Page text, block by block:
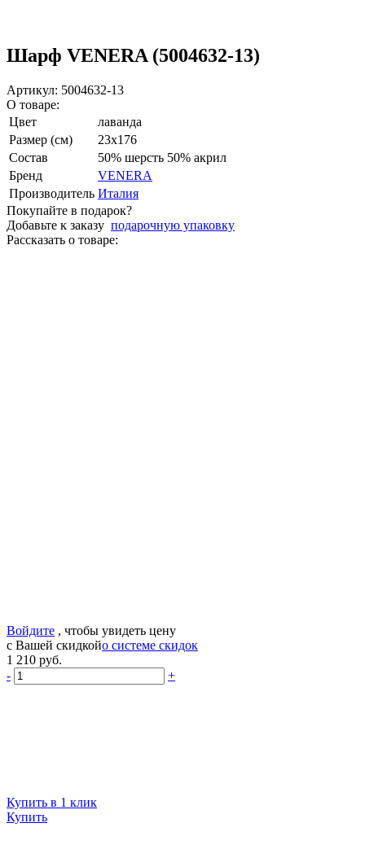
Шарф VENERA (5004632-13)
Артикул: 5004632-13
О товаре:
Цвет
лаванда
Размер (см)
23х176
Состав
50% шерсть 50% акрил
Бренд
VENERA
Производитель Италия
Покупайте в подарок?
Добавьте к заказу подарочную упаковку
Рассказать о товаре:
Войдите , чтобы увидеть цену
с Вашей скидкойо системе скидок
1 210 руб.
-
+
Купить в 1 клик
Купить